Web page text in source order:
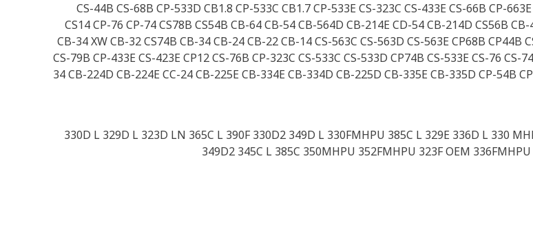
CS-44B CS-68B CP-533D CB1.8 CP-533C CB1.7 CP-533E CS-323C CS-433E CS-66B CP-
CS14 CP-76 CP-74 CS78B CS54B CB-64 CB-54 CB-564D CB-214E CD-54 CB-214D CS56B
CB-34 XW CB-32 CS74B CB-34 CB-24 CB-22 CB-14 CS-563C CS-563D CS-563E CP68B CP44B
CS-79B CP-433E CS-423E CP12 CS-76B CP-323C CS-533C CS-533D CP74B CS-533E CS-76
34 CB-224D CB-224E CC-24 CB-225E CB-334E CB-334D CB-225D CB-335E CB-335D CP-54B
330D L 329D L 323D LN 365C L 390F 330D2 349D L 330FMHPU 385C L 329E 336D L 330
349D2 345C L 385C 350MHPU 352FMHPU 323F OEM